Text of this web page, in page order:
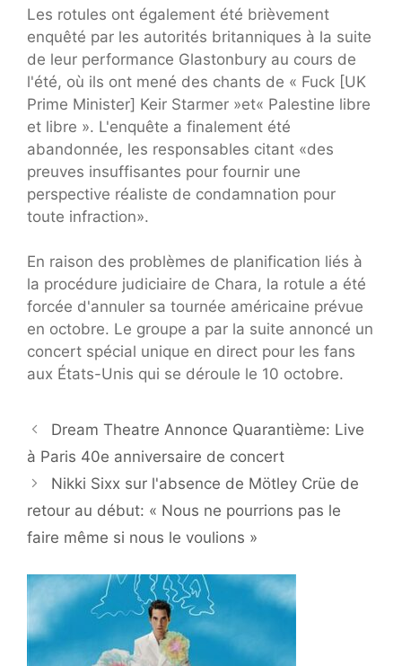
Les rotules ont également été brièvement
enquêté par les autorités britanniques à la suite
de leur performance Glastonbury au cours de
l'été, où ils ont mené des chants de « Fuck [UK
Prime Minister] Keir Starmer »et« Palestine libre
et libre ». L'enquête a finalement été
abandonnée, les responsables citant «des
preuves insuffisantes pour fournir une
perspective réaliste de condamnation pour
toute infraction».
En raison des problèmes de planification liés à
la procédure judiciaire de Chara, la rotule a été
forcée d'annuler sa tournée américaine prévue
en octobre. Le groupe a par la suite annoncé un
concert spécial unique en direct pour les fans
aux États-Unis qui se déroule le 10 octobre.
Dream Theatre Annonce Quarantième: Live
à Paris 40e anniversaire de concert
Nikki Sixx sur l'absence de Mötley Crüe de
retour au début: « Nous ne pourrions pas le
faire même si nous le voulions »